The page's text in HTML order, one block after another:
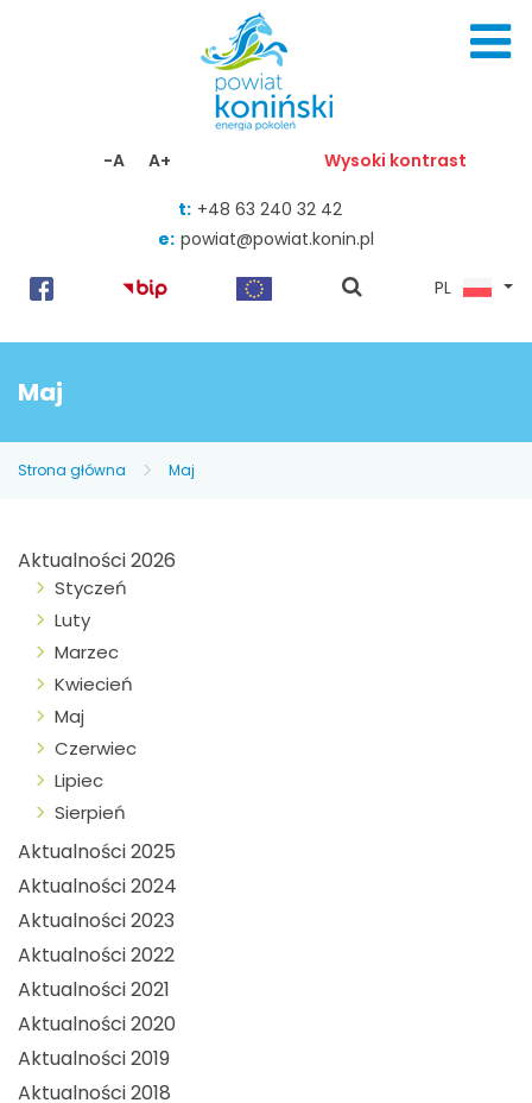
-A A+ Wysoki kontrast
t: +48 63 240 32 42
e: powiat@powiat.konin.pl
pokaż
PL
Maj
Strona główna Maj
Aktualności 2026
Styczeń
Luty
Marzec
Kwiecień
Maj
Czerwiec
Lipiec
Sierpień
Aktualności 2025
Aktualności 2024
Aktualności 2023
Aktualności 2022
Aktualności 2021
Aktualności 2020
Aktualności 2019
Aktualności 2018